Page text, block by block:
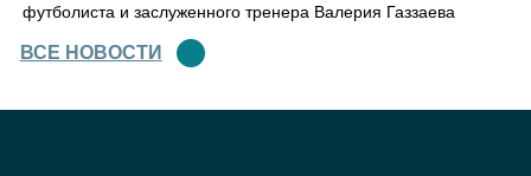
футболиста и заслуженного тренера Валерия Газзаева
ВСЕ НОВОСТИ